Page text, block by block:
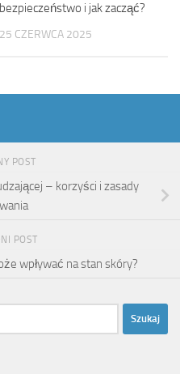
bezpieczeństwo i jak zacząć?
25 CZERWCA 2025
POST
– korzyści i zasady
POST
wpływać na stan skóry?